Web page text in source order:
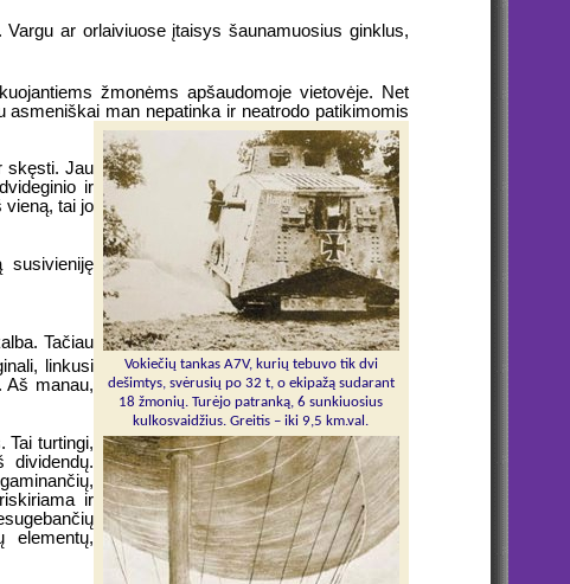
ar orlaiviuose įtaisys šaunamuosius ginklus,
žmonėms apšaudomoje vietovėje. Net
man nepatinka ir neatrodo patikimomis
Vokiečių tankas A7V, kurių tebuvo tik dvi
dešimtys, svėrusių po 32 t, o ekipažą sudarant
18 žmonių. Turėjo patranką, 6 sunkiuosius
kulkosvaidžius. Greitis – iki 9,5 km.val.
skęsti. Jau
ir
tai jo
Tačiau
linkusi
Aš manau,
Tai turtingi,
dividendų.
ir
elementų,